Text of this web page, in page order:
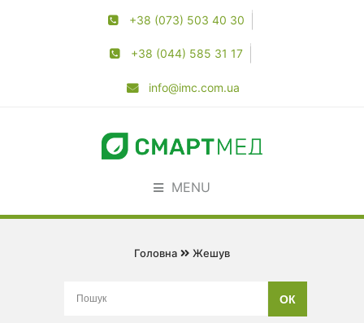
+38 (073) 503 40 30
+38 (044) 585 31 17
info@imc.com.ua
MENU
Головна Жешув